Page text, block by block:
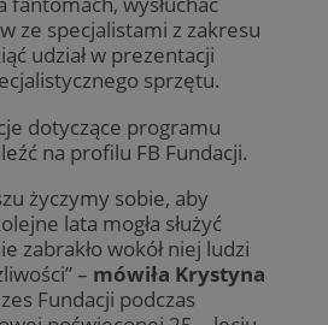
ze specjalistami z zakresu
udział w prezentacji
sprzętu.
dotyczące programu
na profilu FB Fundacji.
życzymy sobie, aby
lata mogła służyć
zabrakło wokół niej ludzi
– mówiła Krystyna
Fundacji podczas